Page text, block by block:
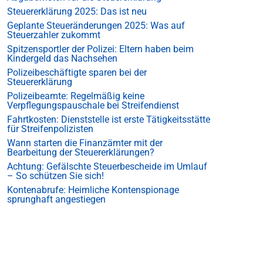
Steuererklärung 2025: Das ist neu
Geplante Steueränderungen 2025: Was auf
Steuerzahler zukommt
Spitzensportler der Polizei: Eltern haben beim
Kindergeld das Nachsehen
Polizeibeschäftigte sparen bei der
Steuererklärung
Polizeibeamte: Regelmäßig keine
Verpflegungspauschale bei Streifendienst
Fahrtkosten: Dienststelle ist erste Tätigkeitsstätte
für Streifenpolizisten
Wann starten die Finanzämter mit der
Bearbeitung der Steuererklärungen?
Achtung: Gefälschte Steuerbescheide im Umlauf
– So schützen Sie sich!
Kontenabrufe: Heimliche Kontenspionage
sprunghaft angestiegen